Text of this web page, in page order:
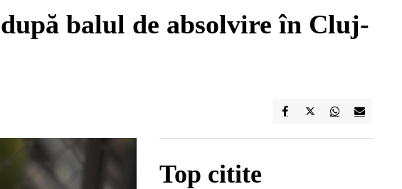
balul de absolvire în Cluj-
Top citite